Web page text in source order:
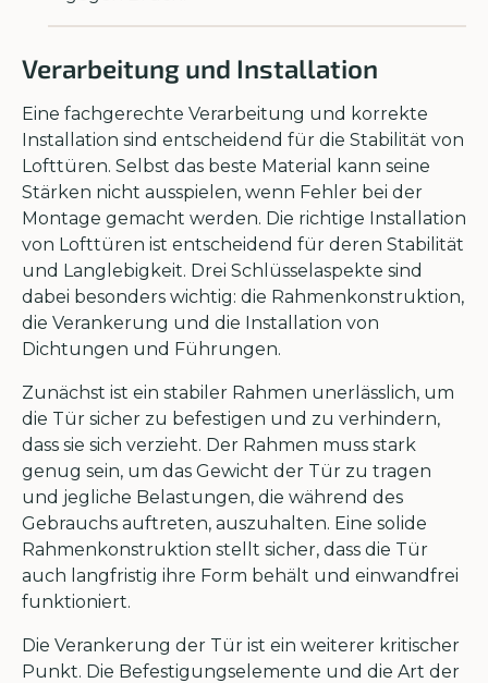
Verarbeitung und Installation
Eine fachgerechte Verarbeitung und korrekte
Installation sind entscheidend für die Stabilität von
Lofttüren. Selbst das beste Material kann seine
Stärken nicht ausspielen, wenn Fehler bei der
Montage gemacht werden. Die richtige Installation
von Lofttüren ist entscheidend für deren Stabilität
und Langlebigkeit. Drei Schlüsselaspekte sind
dabei besonders wichtig: die Rahmenkonstruktion,
die Verankerung und die Installation von
Dichtungen und Führungen.
Zunächst ist ein stabiler Rahmen unerlässlich, um
die Tür sicher zu befestigen und zu verhindern,
dass sie sich verzieht. Der Rahmen muss stark
genug sein, um das Gewicht der Tür zu tragen
und jegliche Belastungen, die während des
Gebrauchs auftreten, auszuhalten. Eine solide
Rahmenkonstruktion stellt sicher, dass die Tür
auch langfristig ihre Form behält und einwandfrei
funktioniert.
Die Verankerung der Tür ist ein weiterer kritischer
Punkt. Die Befestigungselemente und die Art der